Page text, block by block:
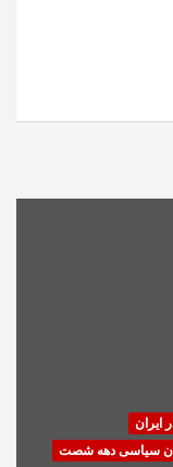
ایران
سیاسی دهه شصت